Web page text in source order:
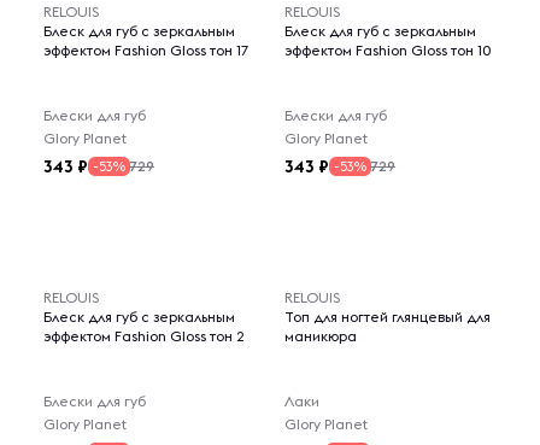
RELOUIS
Блеск для губ с зеркальным
эффектом Fashion Gloss тон 17
Блески для губ
Glory Planet
343 -53% 729
RELOUIS
Блеск для губ с зеркальным
эффектом Fashion Gloss тон 10
Блески для губ
Glory Planet
343 -53% 729
RELOUIS
Блеск для губ с зеркальным
эффектом Fashion Gloss тон 2
Блески для губ
Glory Planet
RELOUIS
Топ для ногтей глянцевый для
маникюра
Лаки
Glory Planet